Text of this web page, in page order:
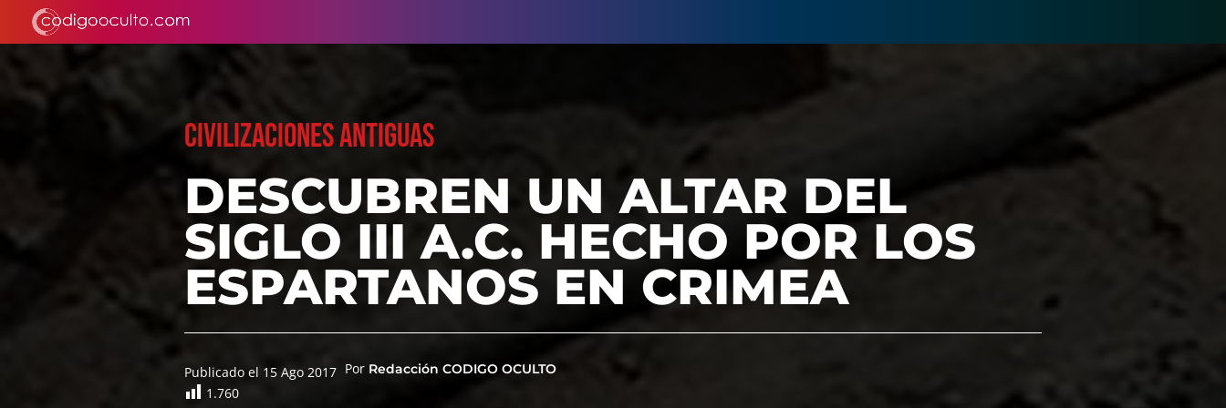
CIVILIZACIONES ANTIGUAS
DESCUBREN UN ALTAR DEL
SIGLO III A.C. HECHO POR LOS
ESPARTANOS EN CRIMEA
Publicado el 15 Ago 2017 Por Redacción CODIGO OCULTO
1.760